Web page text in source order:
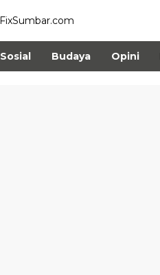
Sosial Budaya Opini